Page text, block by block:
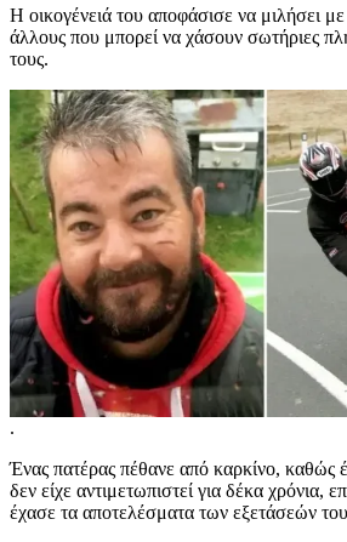
Η οικογένειά του αποφάσισε να μιλήσει
άλλους που μπορεί να χάσουν σωτήριες
τους.
.
Ένας πατέρας πέθανε από καρκίνο, καθώς
δεν είχε αντιμετωπιστεί για δέκα χρόνια,
έχασε τα αποτελέσματα των εξετάσεών